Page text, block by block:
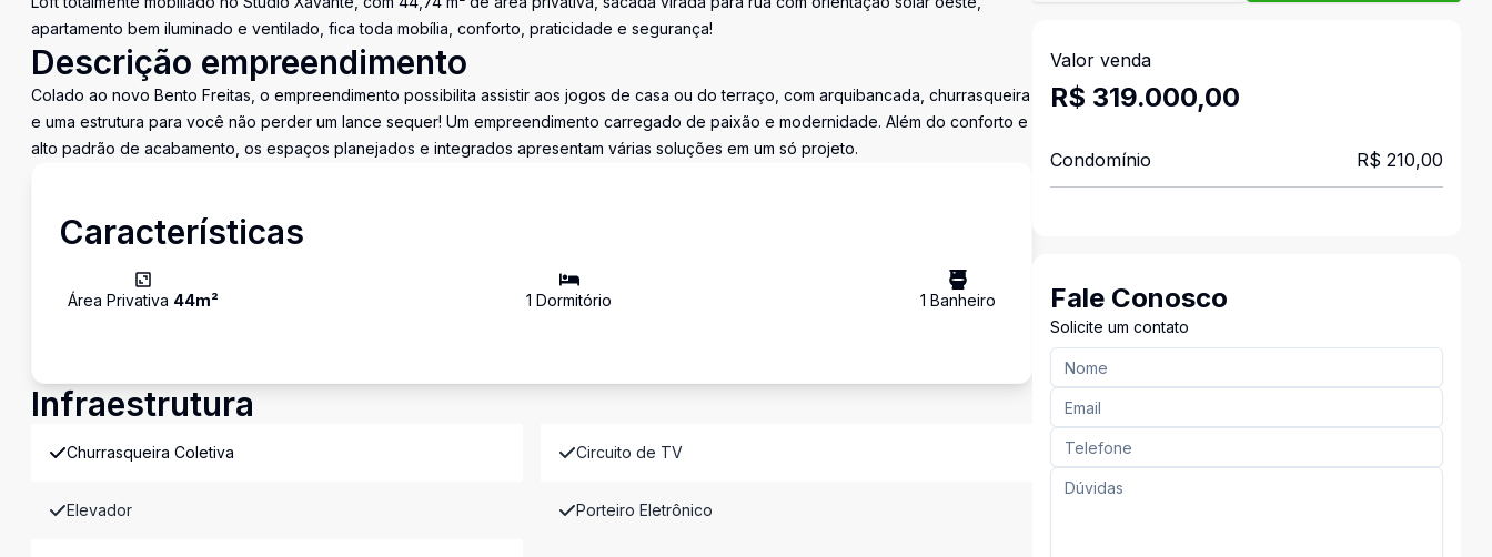
apartamento bem iluminado e ventilado, fica toda mobília, conforto, praticidade e segurança!
Descrição empreendimento
Colado ao novo Bento Freitas, o empreendimento possibilita assistir aos jogos de casa ou do terraço, com arquibancada, churrasqueira
e uma estrutura para você não perder um lance sequer! Um empreendimento carregado de paixão e modernidade. Além do conforto e
alto padrão de acabamento, os espaços planejados e integrados apresentam várias soluções em um só projeto.
Características
Área Privativa 44m² 1 Dormitório 1 Banheiro
Infraestrutura
Churrasqueira Coletiva Circuito de TV
Elevador Porteiro Eletrônico
Valor venda
R$ 319.000,00
Condomínio R$ 210,00
Fale Conosco
Solicite um contato